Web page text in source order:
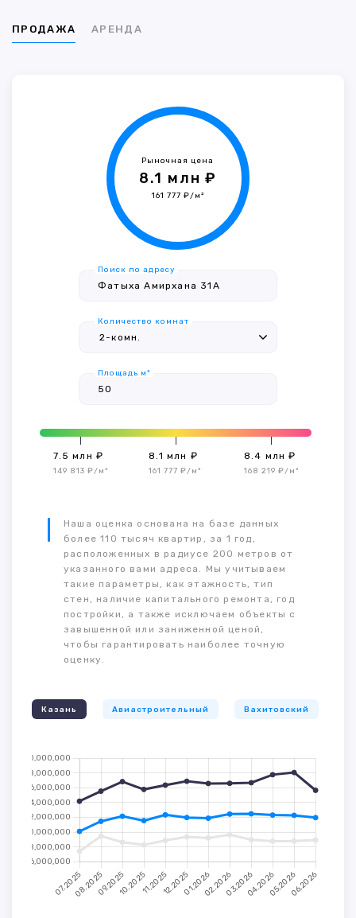
ПРОДАЖА АРЕНДА
Рыночная цена
8.1 млн ₽
161 777 ₽/м²
Поиск по адресу
Количество комнат
Площадь м²
7.5 млн ₽
149 813 ₽/м²
8.1 млн ₽
161 777 ₽/м²
8.4 млн ₽
168 219 ₽/м²
Наша оценка основана на базе данных
более 110 тысяч квартир, за 1 год,
расположенных в радиусе 200 метров от
указанного вами адреса. Мы учитываем
такие параметры, как этажность, тип
стен, наличие капитального ремонта, год
постройки, а также исключаем объекты с
завышенной или заниженной ценой,
чтобы гарантировать наиболее точную
оценку.
Казань Авиастроительный Вахитовский